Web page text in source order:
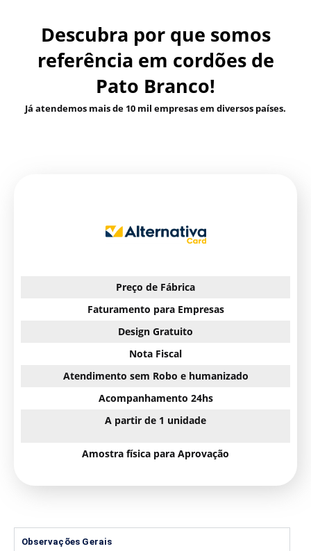
Descubra por que somos
referência em cordões de
Pato Branco!
Já atendemos mais de 10 mil empresas em diversos países.
Preço de Fábrica
Faturamento para Empresas
Design Gratuito
Nota Fiscal
Atendimento sem Robo e humanizado
Acompanhamento 24hs
A partir de 1 unidade
Amostra física para Aprovação
Observações Gerais